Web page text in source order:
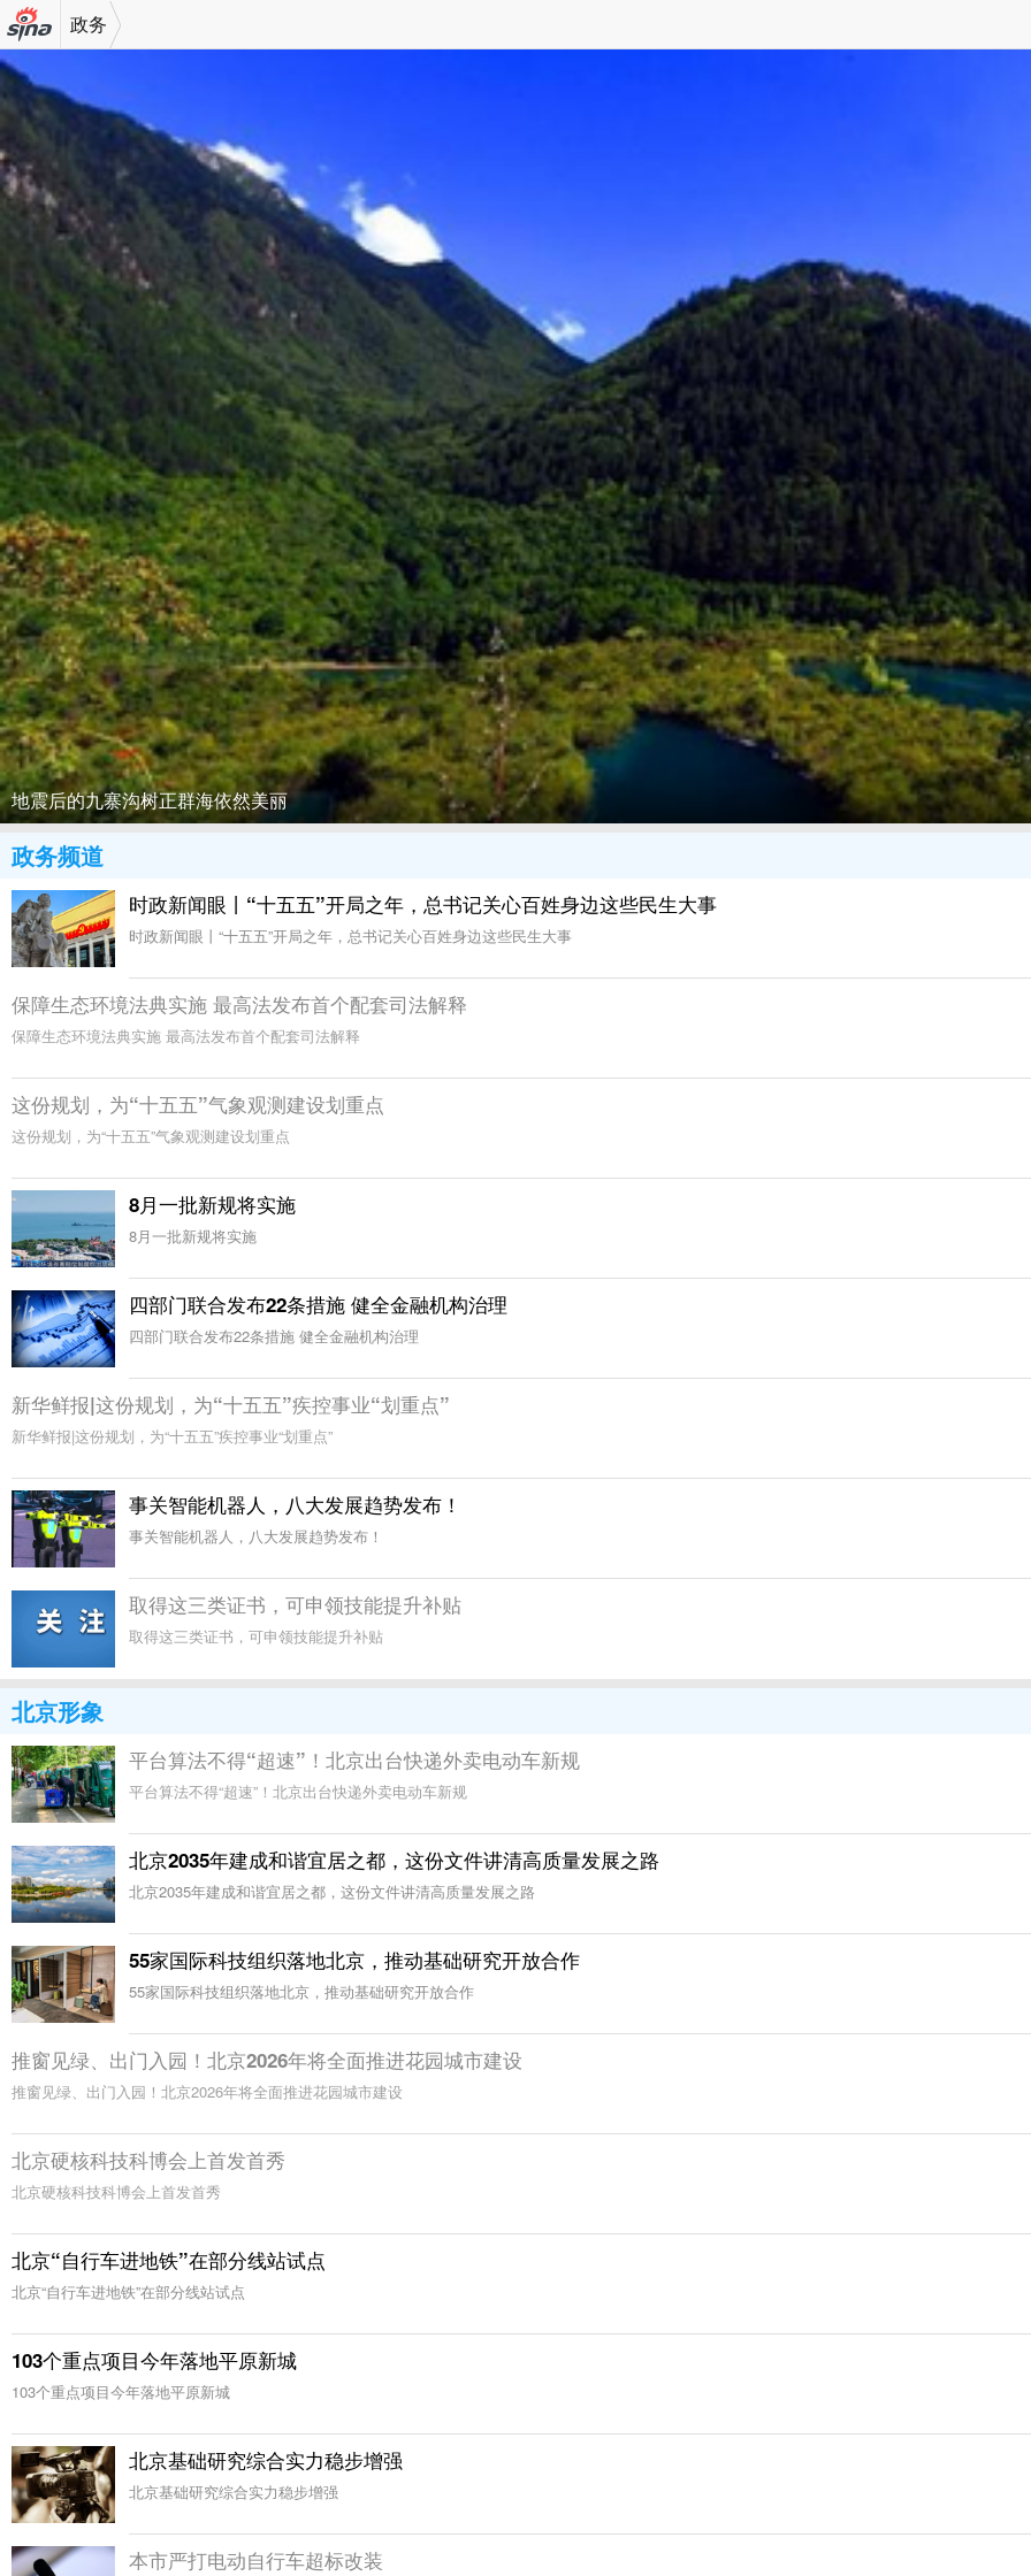
机新浪
政务
政务频道
时政新闻眼丨“十五五”开局之年，总书记关心百姓身边这些民生大事
时政新闻眼丨“十五五”开局之年，总书记关心百姓身边这些民生大事
保障生态环境法典实施 最高法发布首个配套司法解释
保障生态环境法典实施 最高法发布首个配套司法解释
这份规划，为“十五五”气象观测建设划重点
这份规划，为“十五五”气象观测建设划重点
8月一批新规将实施
8月一批新规将实施
四部门联合发布22条措施 健全金融机构治理
四部门联合发布22条措施 健全金融机构治理
新华鲜报|这份规划，为“十五五”疾控事业“划重点”
新华鲜报|这份规划，为“十五五”疾控事业“划重点”
事关智能机器人，八大发展趋势发布！
事关智能机器人，八大发展趋势发布！
取得这三类证书，可申领技能提升补贴
取得这三类证书，可申领技能提升补贴
北京形象
平台算法不得“超速”！北京出台快递外卖电动车新规
平台算法不得“超速”！北京出台快递外卖电动车新规
北京2035年建成和谐宜居之都，这份文件讲清高质量发展之路
北京2035年建成和谐宜居之都，这份文件讲清高质量发展之路
55家国际科技组织落地北京，推动基础研究开放合作
55家国际科技组织落地北京，推动基础研究开放合作
推窗见绿、出门入园！北京2026年将全面推进花园城市建设
推窗见绿、出门入园！北京2026年将全面推进花园城市建设
北京硬核科技科博会上首发首秀
北京硬核科技科博会上首发首秀
北京“自行车进地铁”在部分线站试点
北京“自行车进地铁”在部分线站试点
103个重点项目今年落地平原新城
103个重点项目今年落地平原新城
北京基础研究综合实力稳步增强
北京基础研究综合实力稳步增强
本市严打电动自行车超标改装